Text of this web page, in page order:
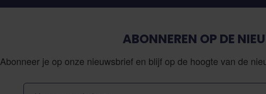
ABONNEREN OP DE
Abonneer je op onze nieuwsbrief en blijf op de hoogte van de
E-mailadres